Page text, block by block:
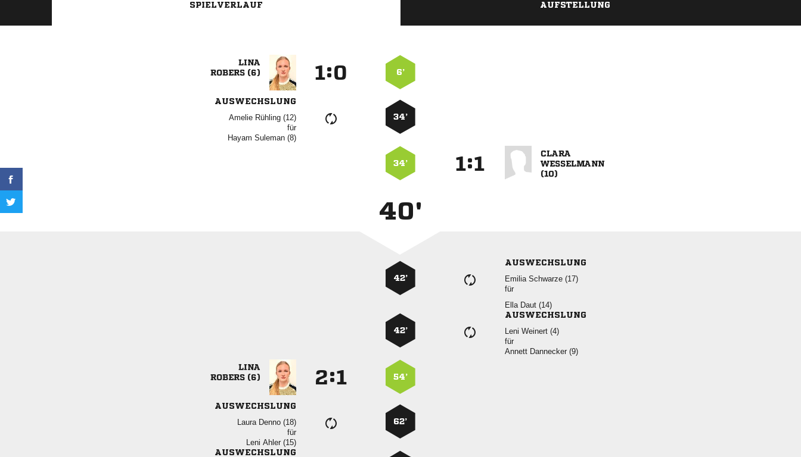
SPIELVERLAUF AUFSTELLUNG

 
: 6’
AUSWECHSLUNG
  
für
  
34’
34’ :



40'
42’
AUSWECHSLUNG
  
für
  
42’
AUSWECHSLUNG
  
für
  

 
: 54’
AUSWECHSLUNG
  
für
  
62’
AUSWECHSLUNG